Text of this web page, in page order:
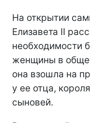
На открытии
Елизавета II
необходимости
женщины в
она взошла на
у ее отца,
сыновей.